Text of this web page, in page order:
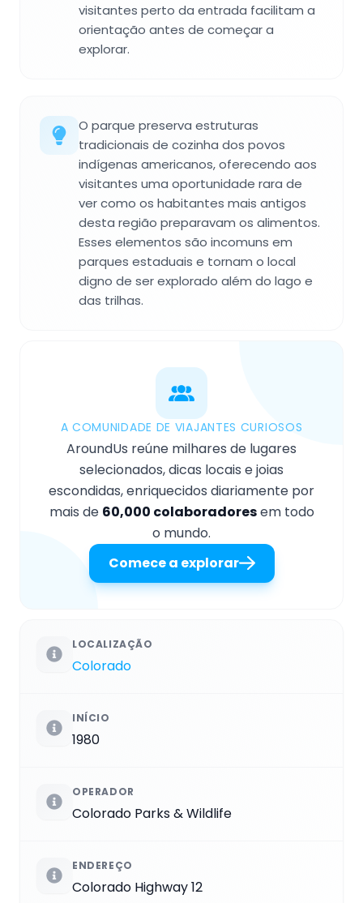
visitantes perto da entrada facilitam a
orientação antes de começar a
explorar.
O parque preserva estruturas
tradicionais de cozinha dos povos
indígenas americanos, oferecendo aos
visitantes uma oportunidade rara de
ver como os habitantes mais antigos
desta região preparavam os alimentos.
Esses elementos são incomuns em
parques estaduais e tornam o local
digno de ser explorado além do lago e
das trilhas.
A COMUNIDADE DE VIAJANTES CURIOSOS
AroundUs reúne milhares de lugares
selecionados, dicas locais e joias
escondidas, enriquecidos diariamente por
mais de 60,000 colaboradoresem todo
o mundo.
Comece a explorar
LOCALIZAÇÃO
Colorado
INÍCIO
1980
OPERADOR
Colorado Parks & Wildlife
ENDEREÇO
Colorado Highway 12